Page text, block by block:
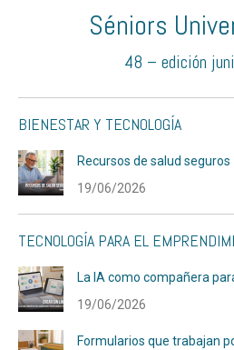
Séniors
48 – edición
BIENESTAR Y TECNOLOGÍA
Recursos de salud seguros
19/06/2026
TECNOLOGÍA PARA EL
La IA como compañera
19/06/2026
Formularios que trabajan